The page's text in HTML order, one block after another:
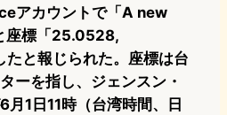
アカウントで「A new
座標「25.0528,
と報じられた。座標は台
ーを指し、ジェンスン・
1日11時（台湾時間、日